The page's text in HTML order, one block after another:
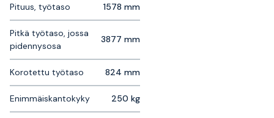
Pituus, työtaso 1578 mm
Pitkä työtaso, jossa
pidennysosa
3877 mm
Korotettu työtaso 824 mm
Enimmäiskantokyky 250 kg